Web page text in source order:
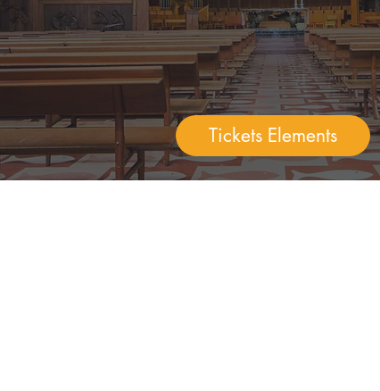
Tickets Elements